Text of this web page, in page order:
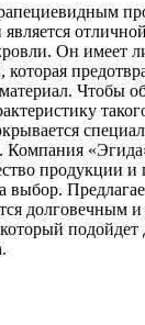
Он имеет
Чтобы
продукции и
выбор.
долговечным
подойдет